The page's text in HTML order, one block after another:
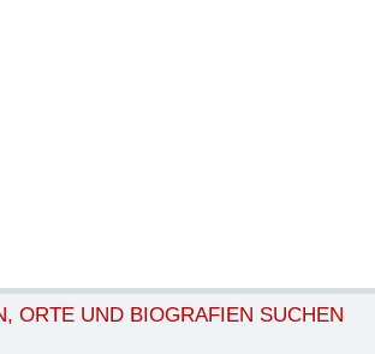
ORTE UND BIOGRAFIEN SUCHEN